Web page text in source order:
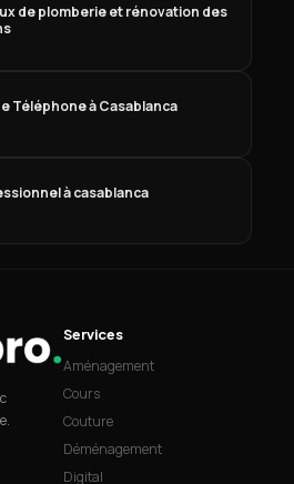
de plomberie et rénovation des
Téléphone à Casablanca
à casablanca
Services
Aménagement
Cours
Couture
Déménagement
Digital